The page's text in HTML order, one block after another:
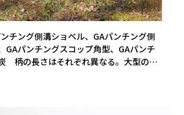
チング側溝ショベル、GAパンチング側
GAパンチングスコップ角型、GAパンチ
柄の長さはそれぞれ異なる。大型の